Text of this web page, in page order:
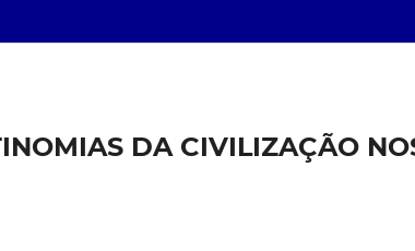
DA CIVILIZAÇÃO